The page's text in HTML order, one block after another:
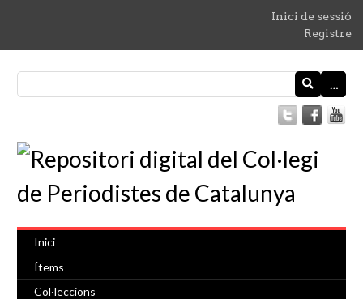
Inici de sessió
Registre
…
Inici
Ítems
Col·leccions